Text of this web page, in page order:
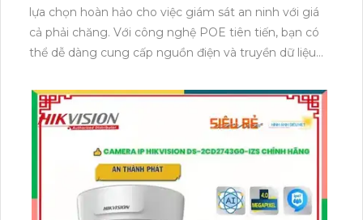
lựa chọn hoàn hảo cho việc giám sát an ninh với giá
cả phải chăng. Với công nghệ POE tiên tiến, bạn có
thể dễ dàng cung cấp nguồn điện và truyền dữ liệu
hình ảnh sắc nét, chất lượng cao và khả năng xoay
ngang lên tới 360 độ, phù hợp cho việc giám sát mọi
góc độ. Đặc biệt, camera được thiết kế với khả năng
chống nước và bụi, phù hợp sử dụng cả trong nhà và